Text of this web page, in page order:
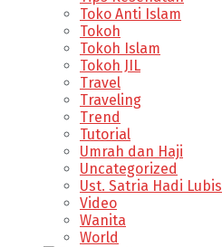
Toko Anti Islam
Tokoh
Tokoh Islam
Tokoh JIL
Travel
Traveling
Trend
Tutorial
Umrah dan Haji
Uncategorized
Ust. Satria Hadi Lubis
Video
Wanita
World